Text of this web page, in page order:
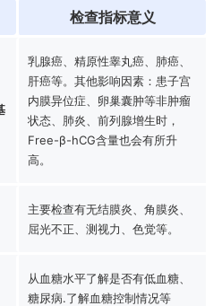
检查指标意义
乳腺癌、精原性睾丸癌、肺癌、
肝癌等。其他影响因素：患子宫
内膜异位症、卵巢囊肿等非肿瘤
状态、肺炎、前列腺增生时，
Free-β-hCG含量也会有所升
高。
主要检查有无结膜炎、角膜炎、
屈光不正、测视力、色觉等。
从血糖水平了解是否有低血糖、
糖尿病.了解血糖控制情况等